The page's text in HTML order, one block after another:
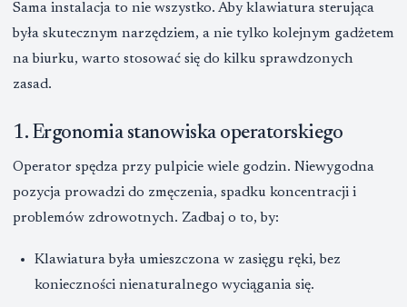
Sama instalacja to nie wszystko. Aby klawiatura sterująca
była skutecznym narzędziem, a nie tylko kolejnym gadżetem
na biurku, warto stosować się do kilku sprawdzonych
zasad.
1. Ergonomia stanowiska operatorskiego
Operator spędza przy pulpicie wiele godzin. Niewygodna
pozycja prowadzi do zmęczenia, spadku koncentracji i
problemów zdrowotnych. Zadbaj o to, by:
Klawiatura była umieszczona w zasięgu ręki, bez
konieczności nienaturalnego wyciągania się.